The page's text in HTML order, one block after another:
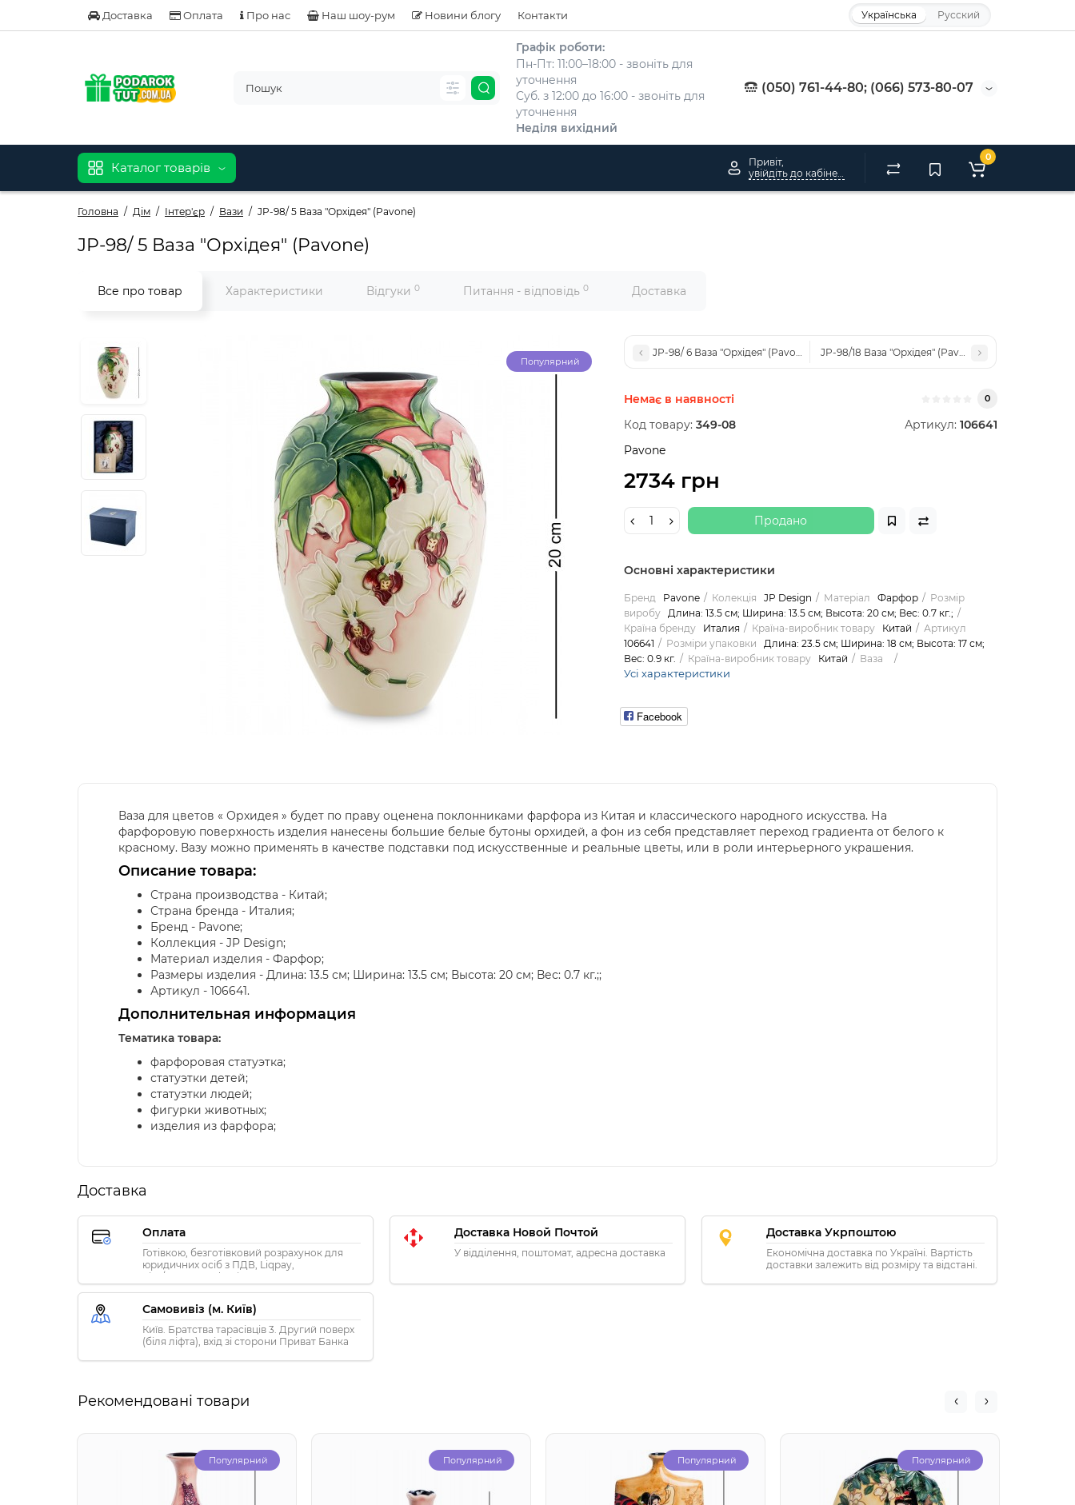
Доставка Оплата Про нас Наш шоу-рум Новини блогу Контакти Українська Русский
Графік роботи:
Пн-Пт: 11:00–18:00 - звоніть для
уточнення
Суб. з 12:00 до 16:00 - звоніть для
уточнення
Неділя вихідний
(050) 761-44-80; (066) 573-80-07
Каталог товарів
Привіт,
0
Головна Дім Інтер'єр Вази JP-98/ 5 Ваза "Орхідея" (Pavone)
JP-98/ 5 Ваза "Орхідея" (Pavone)
Все про товар Характеристики Відгуки 0 Питання - відповідь 0 Доставка
Популярний
JP-98/ 6 Ваза "Орхідея" (Pavone) JP-98/18 Ваза "Орхідея" (Pavone)
Немає в наявності 0
Код товару: 349-08 Артикул: 106641
Pavone
2734 грн
Продано
Основні характеристики
Бренд Pavone Колекція JP Design Матеріал Фарфор
Розмір
виробу
Длина: 13.5 см; Ширина: 13.5 см; Высота: 20 см; Вес: 0.7 кг.;
Країна бренду
Италия Країна-виробник товару Китай
Артикул
106641
Розміри упаковки
Длина: 23.5 см; Ширина: 18 см; Высота: 17 см;
Вес: 0.9 кг.
Країна-виробник товару Китай Ваза
Усі характеристики
Facebook
Ваза для цветов « Орхидея » будет по праву оценена поклонниками фарфора из Китая и классического народного искусства. На
фарфоровую поверхность изделия нанесены большие белые бутоны орхидей, а фон из себя представляет переход градиента от белого к
красному. Вазу можно применять в качестве подставки под искусственные и реальные цветы, или в роли интерьерного украшения.
Описание товара:
Страна производства - Китай;
Страна бренда - Италия;
Бренд - Pavone;
Коллекция - JP Design;
Материал изделия - Фарфор;
Размеры изделия - Длина: 13.5 см; Ширина: 13.5 см; Высота: 20 см; Вес: 0.7 кг.;;
Артикул - 106641.
Дополнительная информация
Тематика товара:
фарфоровая статуэтка;
статуэтки детей;
статуэтки людей;
фигурки животных;
изделия из фарфора;
Доставка
Оплата
Готівкою, безготівковий розрахунок для
юридичних осіб з ПДВ, Liqpay,
Visa/MasterCard, Privat24
Доставка Новой Почтой
У відділення, поштомат, адресна доставка
Доставка Укрпоштою
Економічна доставка по Україні. Вартість
доставки залежить від розміру та відстані.
Самовивіз (м. Київ)
Київ. Братства тарасівців 3. Другий поверх
(біля ліфта), вхід зі сторони Приват Банка
Рекомендовані товари
Популярний Популярний Популярний Популярний